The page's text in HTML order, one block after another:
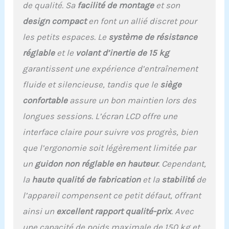
vos pédales d'intérieur
douces et silencieuses,
de sorte que vous n'avez
pas à vous soucier de
déranger les autres
pendant l'entraînement.
Vélo d'appartement
d'intérieur est équipé
d'un guidon entièrement
d'un siège de hauteur à 6
niveaux pour répondre
différentes tailles. La
selle surdimensionnée
améliorée est
ergonomique et peut être
facilement déplacée vers
l'avant, l'arrière et vers le
haut et vers le bas. Tous
de qualité. Sa facilité de montageet son
design compacten font un allié discret pour
les petits espaces. Le système de résistance
réglableet le volant d’inertie de 15 kg
garantissent une expérience d’entraînement
fluide et silencieuse, tandis que le siège
confortableassure un bon maintien lors des
longues sessions. L’écran LCD offre une
interface claire pour suivre vos progrès, bien
que l’ergonomie soit légèrement limitée par
un guidon non réglable en hauteur. Cependant,
la haute qualité de fabricationet la stabilitéde
l’appareil compensent ce petit défaut, offrant
ainsi un excellent rapport qualité-prix. Avec
une capacité de poids maximale de 150 kg et